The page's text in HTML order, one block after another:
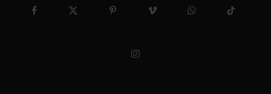
FacebookX
Pinterest Vimeo WhatsAppTikTok
Instagram